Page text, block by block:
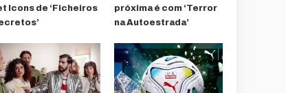
Icons de ‘Ficheiros
próxima é com ‘Terror
na Autoestrada’